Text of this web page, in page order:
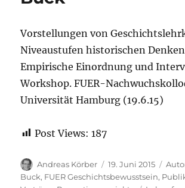
Vorstellungen von
Niveaustufen historischen
Empirische Einordnung und
Workshop. FUER-
Universität Hamburg (19.6.15)
Post Views: 187
Autor
Andreas Körber
Veröffentlicht
am
19. Juni 2015
Buck, FUER Geschichtsbewusstsein,